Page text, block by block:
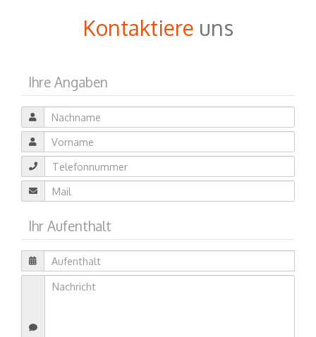
Kontaktiere uns
Ihre Angaben
Ihr Aufenthalt